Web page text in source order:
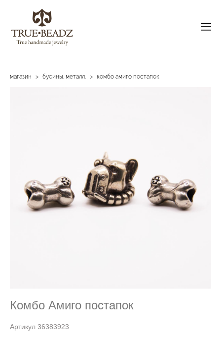
магазин > бусины. металл. > комбо амиго постапок
Комбо Амиго постапок
Артикул 36383923